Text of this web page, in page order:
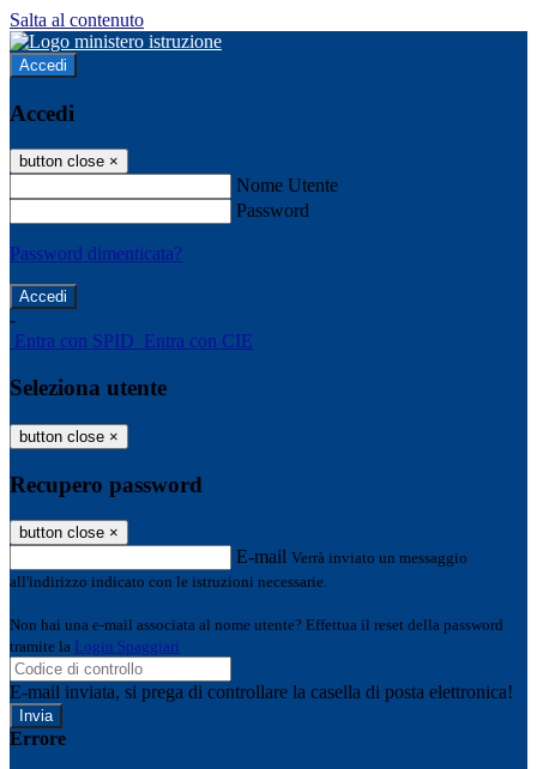
Salta al contenuto
Accedi
Accedi
button close ×
Nome Utente
Password
Password dimenticata?
-
Entra con SPID Entra con CIE
Seleziona utente
button close ×
Recupero password
button close ×
E-mail Verrà inviato un messaggio
all'indirizzo indicato con le istruzioni necessarie.
Non hai una e-mail associata al nome utente? Effettua il reset della password
tramite la Login Spaggiari
E-mail inviata, si prega di controllare la casella di posta elettronica!
Errore